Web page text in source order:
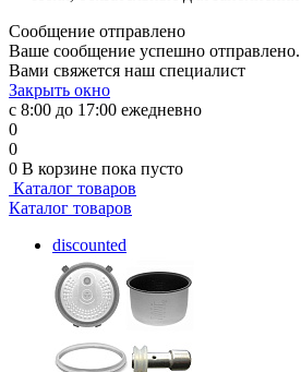
Сообщение отправлено
Ваше сообщение успешно
Вами свяжется наш специалист
Закрыть окно
с 8:00 до 17:00 ежедневно
0
0
0 В корзине пока пусто
Каталог товаров
Каталог товаров
discounted